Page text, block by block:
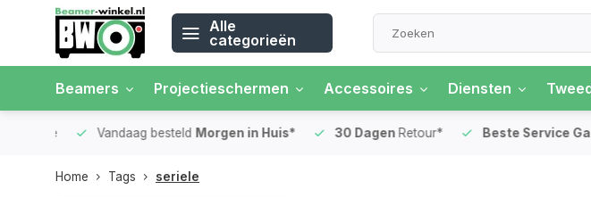
Alle
categorieën
Beamers Projectieschermen Accessoires Diensten
Vandaag besteldMorgen in Huis* 30 DagenRetour* Beste Service
Home Tags seriele